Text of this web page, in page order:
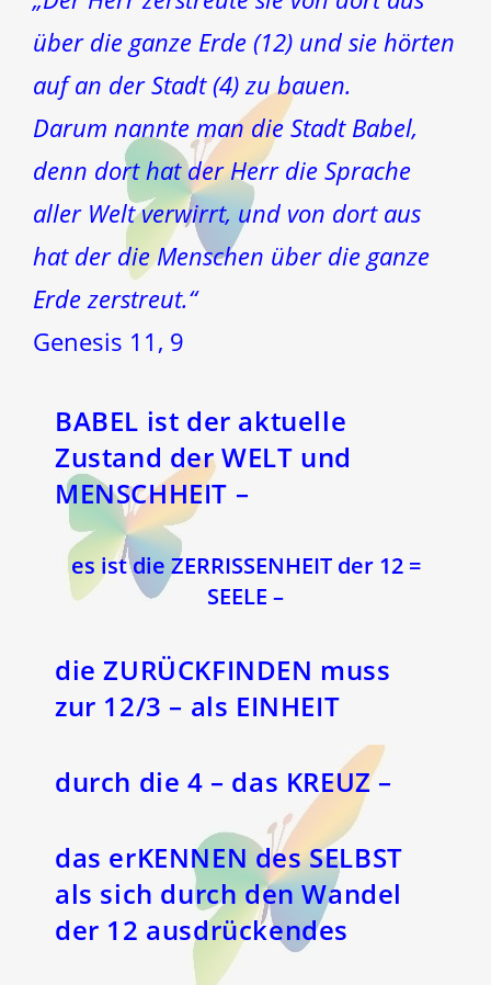
über die ganze Erde (12) und sie hörten
auf an der Stadt (4) zu bauen.
Darum nannte man die Stadt Babel,
denn dort hat der Herr die Sprache
aller Welt verwirrt, und von dort aus
hat der die Menschen über die ganze
Erde zerstreut.“
Genesis 11, 9
BABEL ist der aktuelle
Zustand der WELT und
MENSCHHEIT –
es ist die ZERRISSENHEIT der 12 =
SEELE –
die ZURÜCKFINDEN muss
zur 12/3 – als EINHEIT
durch die 4 – das KREUZ –
das erKENNEN des SELBST
als sich durch den Wandel
der 12 ausdrückendes